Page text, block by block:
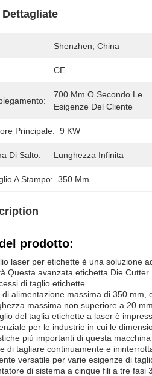
Shenzhen, China
CE
700 Mm O Secondo Le
Esigenze Del Cliente
Principale: 9 KW
Di Salto: Lunghezza Infinita
A Stampo: 350 Mm
prodotto:
laser per etichette è una soluzione
avanzata etichetta Die
di taglio etichette.
alimentazione massima di 350
massima non superiore a 20
del taglia etichette a laser è
per le industrie in cui le
più importanti di questa
di tagliare continuamente e
versatile per varie esigenze di
di sistema a cinque fili a tre